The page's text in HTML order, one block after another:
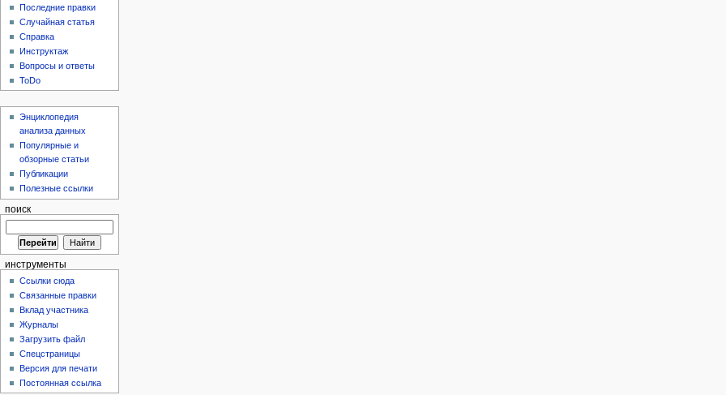
Последние правки
Случайная статья
Справка
Инструктаж
Вопросы и ответы
ToDo
Энциклопедия
анализа данных
Популярные и
обзорные статьи
Публикации
Полезные ссылки
поиск
инструменты
Ссылки сюда
Связанные правки
Вклад участника
Журналы
Загрузить файл
Спецстраницы
Версия для печати
Постоянная ссылка